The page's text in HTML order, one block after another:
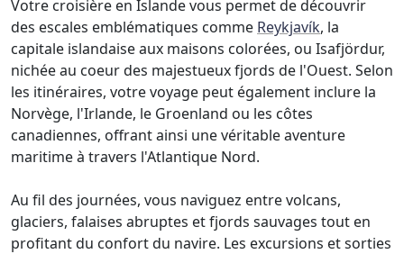
Votre croisière en Islande vous permet de découvrir
des escales emblématiques comme Reykjavík, la
capitale islandaise aux maisons colorées, ou Isafjördur,
nichée au coeur des majestueux fjords de l'Ouest. Selon
les itinéraires, votre voyage peut également inclure la
Norvège, l'Irlande, le Groenland ou les côtes
canadiennes, offrant ainsi une véritable aventure
maritime à travers l'Atlantique Nord.
Au fil des journées, vous naviguez entre volcans,
glaciers, falaises abruptes et fjords sauvages tout en
profitant du confort du navire. Les excursions et sorties